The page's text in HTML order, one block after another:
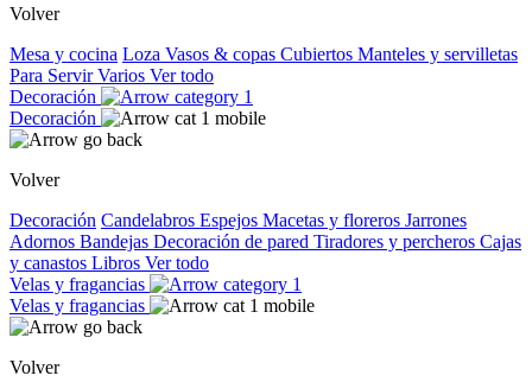
Volver
Mesa y cocina Loza Vasos & copas Cubiertos Manteles y servilletas
Para ServirVarios Ver todo
Decoración
Decoración
Volver
Decoración Candelabros Espejos Macetas y floreros Jarrones
Adornos Bandejas Decoración de pared Tiradores y percheros Cajas
y canastos Libros Ver todo
Velas y fragancias
Velas y fragancias
Volver